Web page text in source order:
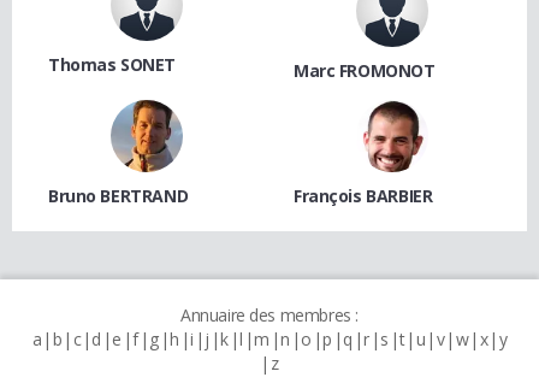
Thomas SONET Marc FROMONOT
Bruno BERTRAND François BARBIER
Annuaire des membres :
a b c d e f g h i j k l m n o p q r s t u v w x y
z